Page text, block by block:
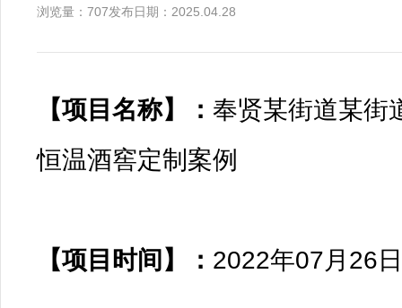
浏览量：707发布日期：2025.04.28
【项目名称】： 奉贤某街道某街
恒温酒窖定制案例
【项目时间】： 2022年07月26